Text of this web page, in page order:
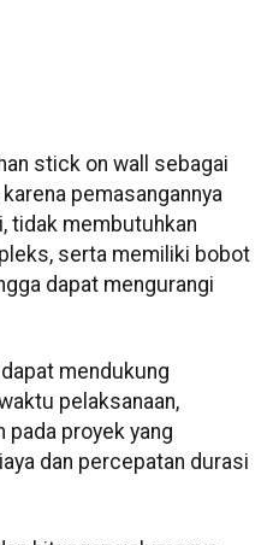
stick on wall sebagai
pemasangannya
tidak membutuhkan
serta memiliki bobot
dapat mengurangi
mendukung
pelaksanaan,
proyek yang
dan percepatan durasi